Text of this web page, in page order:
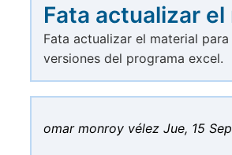
Fata actualizar
Fata actualizar el material
versiones del programa excel.
omar monroy vélez Jue, 15